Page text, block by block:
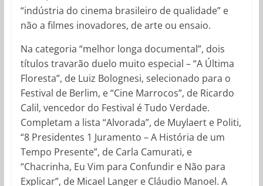
“indústria do cinema brasileiro de qualidade” e
não a filmes inovadores, de arte ou ensaio.
Na categoria “melhor longa documental”, dois
títulos travarão duelo muito especial – “A Última
Floresta”, de Luiz Bolognesi, selecionado para o
Festival de Berlim, e “Cine Marrocos”, de Ricardo
Calil, vencedor do Festival é Tudo Verdade.
Completam a lista “Alvorada”, de Muylaert e Politi,
“8 Presidentes 1 Juramento – A História de um
Tempo Presente”, de Carla Camurati, e
“Chacrinha, Eu Vim para Confundir e Não para
Explicar”, de Micael Langer e Cláudio Manoel. A